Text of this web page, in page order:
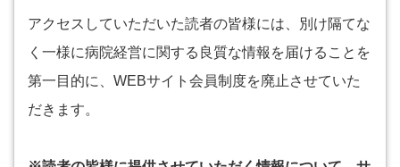
アクセスしていただいた読者の皆様には、別け隔てな
く一様に病院経営に関する良質な情報を届けることを
第一目的に、WEBサイト会員制度を廃止させていた
だきます。